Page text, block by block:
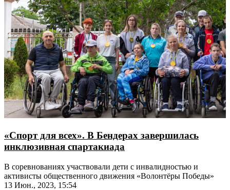
«Спорт для всех». В Бендерах завершилась
инклюзивная спартакиада
В соревнованиях участвовали дети с инвалидностью и
активисты общественного движения «Волонтёры Победы»
13 Июн., 2023, 15:54